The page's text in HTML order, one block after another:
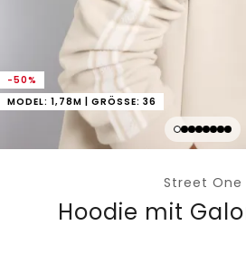
-50%
MODEL: 1,78M | GRÖSSE: 36
Street One
Hoodie mit